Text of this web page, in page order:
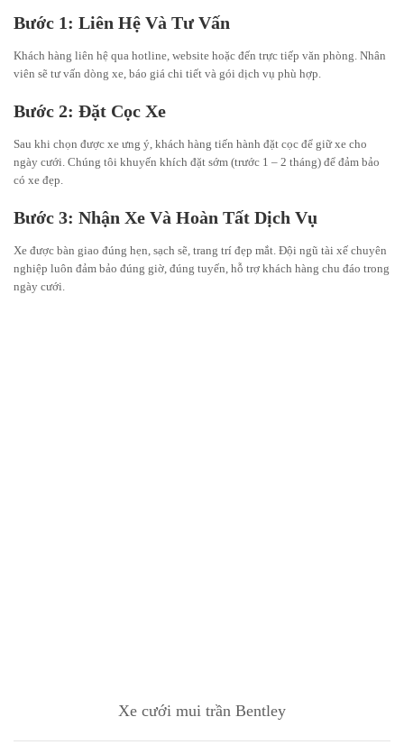
Bước 1: Liên Hệ Và Tư Vấn
Khách hàng liên hệ qua hotline, website hoặc đến trực tiếp văn phòng. Nhân
viên sẽ tư vấn dòng xe, báo giá chi tiết và gói dịch vụ phù hợp.
Bước 2: Đặt Cọc Xe
Sau khi chọn được xe ưng ý, khách hàng tiến hành đặt cọc để giữ xe cho
ngày cưới. Chúng tôi khuyến khích đặt sớm (trước 1 – 2 tháng) để đảm bảo
có xe đẹp.
Bước 3: Nhận Xe Và Hoàn Tất Dịch Vụ
Xe được bàn giao đúng hẹn, sạch sẽ, trang trí đẹp mắt. Đội ngũ tài xế chuyên
nghiệp luôn đảm bảo đúng giờ, đúng tuyến, hỗ trợ khách hàng chu đáo trong
ngày cưới.
Xe cưới mui trần Bentley